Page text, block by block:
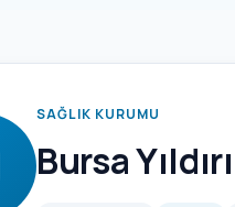
SAĞLIK KURUMU
Bursa